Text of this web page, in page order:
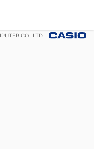
CO., LTD.